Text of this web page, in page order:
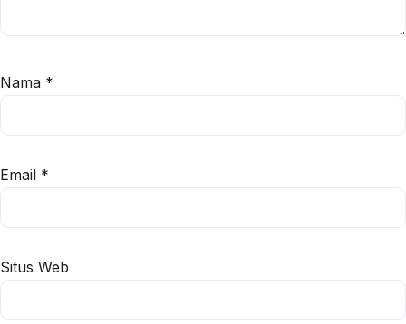
Nama *
Email *
Situs Web